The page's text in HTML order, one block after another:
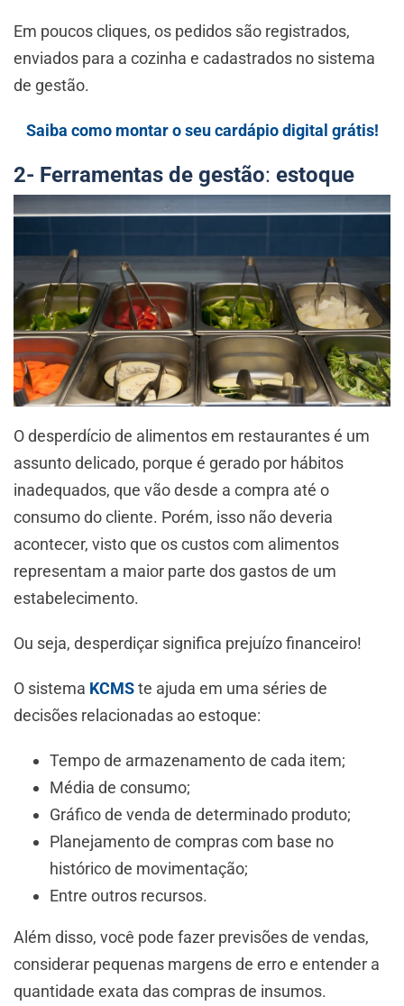
Em poucos cliques, os pedidos são registrados,
enviados para a cozinha e cadastrados no sistema
de gestão.
Saiba como montar o seu cardápio digital grátis!
2- Ferramentas de gestão: estoque
O desperdício de alimentos em restaurantes é um
assunto delicado, porque é gerado por hábitos
inadequados, que vão desde a compra até o
consumo do cliente. Porém, isso não deveria
acontecer, visto que os custos com alimentos
representam a maior parte dos gastos de um
estabelecimento.
Ou seja, desperdiçar significa prejuízo financeiro!
O sistema KCMSte ajuda em uma séries de
decisões relacionadas ao estoque:
Tempo de armazenamento de cada item;
Média de consumo;
Gráfico de venda de determinado produto;
Planejamento de compras com base no
histórico de movimentação;
Entre outros recursos.
Além disso, você pode fazer previsões de vendas,
considerar pequenas margens de erro e entender a
quantidade exata das compras de insumos.